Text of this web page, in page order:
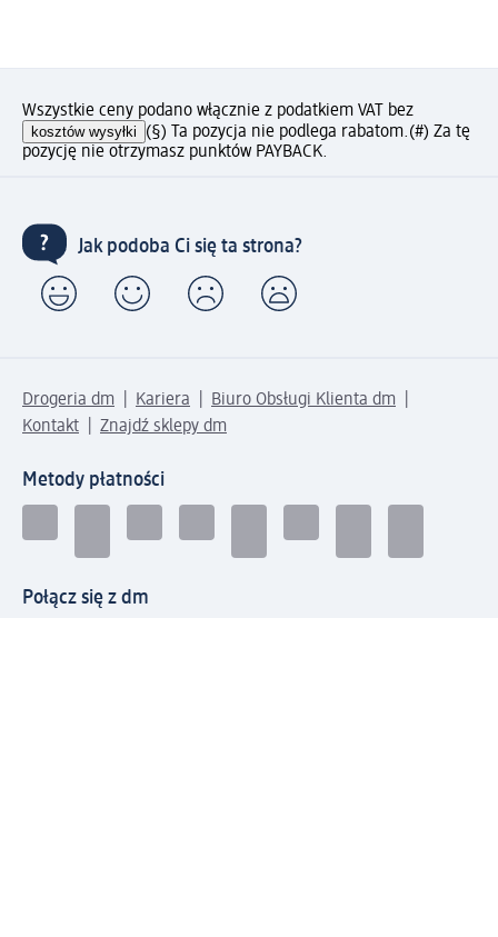
Wszystkie ceny podano włącznie z podatkiem VAT bez
kosztów wysyłki (§) Ta pozycja nie podlega rabatom.(#) Za tę
pozycję nie otrzymasz punktów PAYBACK.
Jak podoba Ci się ta strona?
Drogeria dm Kariera
Biuro Obsługi Klienta dm
Kontakt
Znajdź sklepy dm
Metody płatności
Połącz się z dm